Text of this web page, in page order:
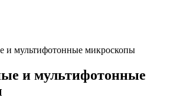
и мультифотонные микроскопы
и мультифотонные